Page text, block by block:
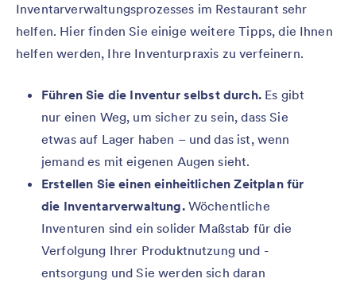
Inventarverwaltungsprozesses im Restaurant sehr
helfen. Hier finden Sie einige weitere Tipps, die Ihnen
helfen werden, Ihre Inventurpraxis zu verfeinern.
Führen Sie die Inventur selbst durch.Es gibt
nur einen Weg, um sicher zu sein, dass Sie
etwas auf Lager haben – und das ist, wenn
jemand es mit eigenen Augen sieht.
Erstellen Sie einen einheitlichen Zeitplan für
die Inventarverwaltung.Wöchentliche
Inventuren sind ein solider Maßstab für die
Verfolgung Ihrer Produktnutzung und -
entsorgung und Sie werden sich daran